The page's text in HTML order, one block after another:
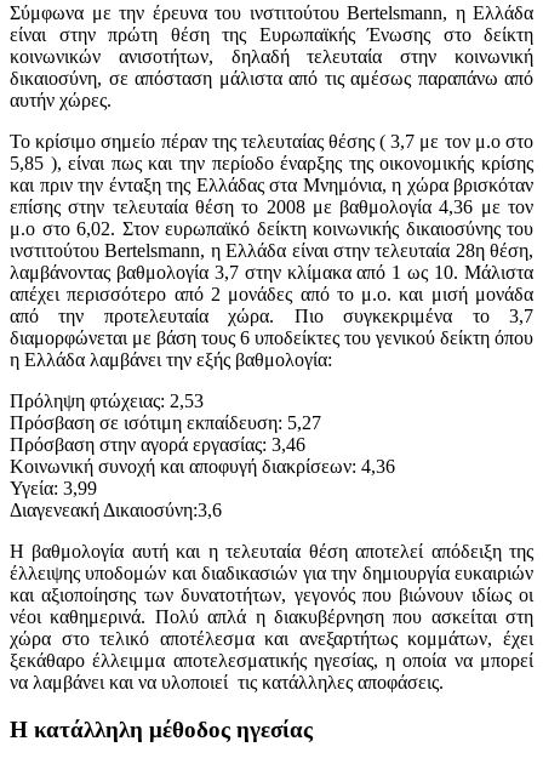
Σύμφωνα με την έρευνα του ινστιτούτου Bertelsmann, η Ελλάδα
είναι στην πρώτη θέση της Ευρωπαϊκής Ένωσης στο δείκτη
κοινωνικών ανισοτήτων, δηλαδή τελευταία στην κοινωνική
δικαιοσύνη, σε απόσταση μάλιστα από τις αμέσως παραπάνω από
αυτήν χώρες.
Το κρίσιμο σημείο πέραν της τελευταίας θέσης ( 3,7 με τον μ.ο στο
5,85 ), είναι πως και την περίοδο έναρξης της οικονομικής κρίσης
και πριν την ένταξη της Ελλάδας στα Μνημόνια, η χώρα βρισκόταν
επίσης στην τελευταία θέση το 2008 με βαθμολογία 4,36 με τον
μ.ο στο 6,02. Στον ευρωπαϊκό δείκτη κοινωνικής δικαιοσύνης του
ινστιτούτου Bertelsmann, η Ελλάδα είναι στην τελευταία 28η θέση,
λαμβάνοντας βαθμολογία 3,7 στην κλίμακα από 1 ως 10. Μάλιστα
απέχει περισσότερο από 2 μονάδες από το μ.ο. και μισή μονάδα
από την προτελευταία χώρα. Πιο συγκεκριμένα το 3,7
διαμορφώνεται με βάση τους 6 υποδείκτες του γενικού δείκτη όπου
η Ελλάδα λαμβάνει την εξής βαθμολογία:
Πρόληψη φτώχειας: 2,53
Πρόσβαση σε ισότιμη εκπαίδευση: 5,27
Πρόσβαση στην αγορά εργασίας: 3,46
Κοινωνική συνοχή και αποφυγή διακρίσεων: 4,36
Υγεία: 3,99
Διαγενεακή Δικαιοσύνη:3,6
Η βαθμολογία αυτή και η τελευταία θέση αποτελεί απόδειξη της
έλλειψης υποδομών και διαδικασιών για την δημιουργία ευκαιριών
και αξιοποίησης των δυνατοτήτων, γεγονός που βιώνουν ιδίως οι
νέοι καθημερινά. Πολύ απλά η διακυβέρνηση που ασκείται στη
χώρα στο τελικό αποτέλεσμα και ανεξαρτήτως κομμάτων, έχει
ξεκάθαρο έλλειμμα αποτελεσματικής ηγεσίας, η οποία να μπορεί
να λαμβάνει και να υλοποιεί τις κατάλληλες αποφάσεις.
Η κατάλληλη μέθοδος ηγεσίας